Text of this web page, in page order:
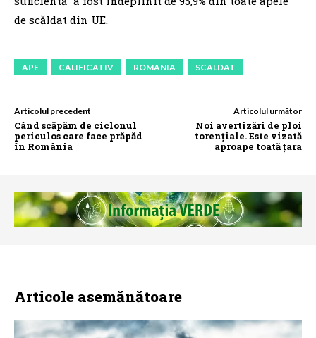
de scăldat din UE.
APE CALIFICATIV ROMANIA SCALDAT
Articolul precedent
Când scăpăm de ciclonul
periculos care face prăpăd
în România
Articolul următor
Noi avertizări de ploi
torențiale. Este vizată
aproape toată țara
Articole asemănătoare